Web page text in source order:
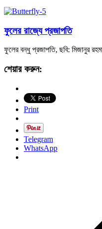
ফুলের রাজ্যে প্রজাপতি
ফুলের বন্ধু প্রজাপতি, ছবি: মিজানুর
শেয়ার করুন:
Print
Telegram
WhatsApp